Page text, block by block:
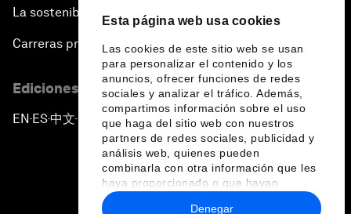
Esta página web usa cookies
Las cookies de este sitio web se usan
para personalizar el contenido y los
anuncios, ofrecer funciones de redes
sociales y analizar el tráfico. Además,
compartimos información sobre el uso
que haga del sitio web con nuestros
partners de redes sociales, publicidad y
análisis web, quienes pueden
combinarla con otra información que les
haya proporcionado o que hayan
recopilado a partir del uso que haya
Denegar
La sostenibilidad en el Foro
Carreras profesionales
Ediciones en otros idiomas
EN ▪ES▪中文▪ 日本語